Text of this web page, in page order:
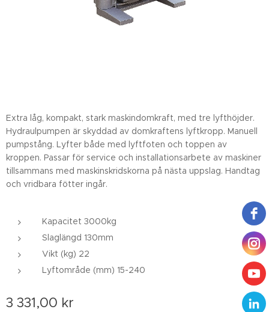
Extra låg, kompakt, stark maskindomkraft, med tre lyfthöjder.
Hydraulpumpen är skyddad av domkraftens lyftkropp. Manuell
pumpstång. Lyfter både med lyftfoten och toppen av
kroppen. Passar för service och installationsarbete av maskiner
tillsammans med maskinskridskorna på nästa uppslag. Handtag
och vridbara fötter ingår.
Kapacitet 3000kg
Slaglängd 130mm
Vikt (kg) 22
Lyftområde (mm) 15-240
3 331,00 kr